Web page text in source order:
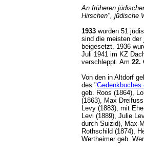
An früheren
Hirschen", jüdische
1933 wurden 51
sind die meisten der
beigesetzt. 1936
Juli 1941 im KZ
verschleppt. Am 22.
Von den in Altdorf
des "Gedenkbuches
geb. Roos (1864),
(1863), Max
Levy (1883), mit
Levi (1889), Julie
durch Suizid), Max
Rothschild (1874),
Wertheimer geb.